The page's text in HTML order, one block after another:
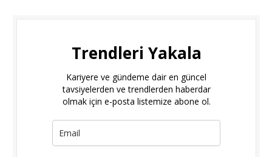
Trendleri Yakala
Kariyere ve gündeme dair en güncel
tavsiyelerden ve trendlerden haberdar
olmak için e-posta listemize abone ol.